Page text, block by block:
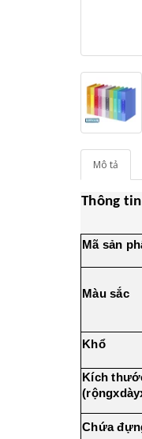
Mô tả
Thông
Mã sản
Màu sắc
Khổ
Kích
Chứa